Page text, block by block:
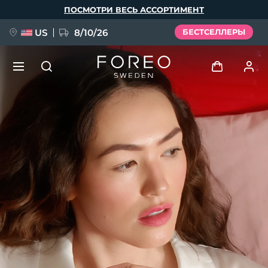
ПОСМОТРИ ВЕСЬ АССОРТИМЕНТ
US 8/10/26 БЕСТСЕЛЛЕРЫ
Войти
Профиль пользователя
Мои приборы
Мои заказы
Мои адреса
Мои подписки
FAQ™ Pure Beauty-Tech Elixir
BREAKING NEWS
issa™ Teeth Whitening Set
Язык
English Deutsch
Español
Français
Português
Polski
Svenska
Русский
Türkçe
简体中文 繁體中文